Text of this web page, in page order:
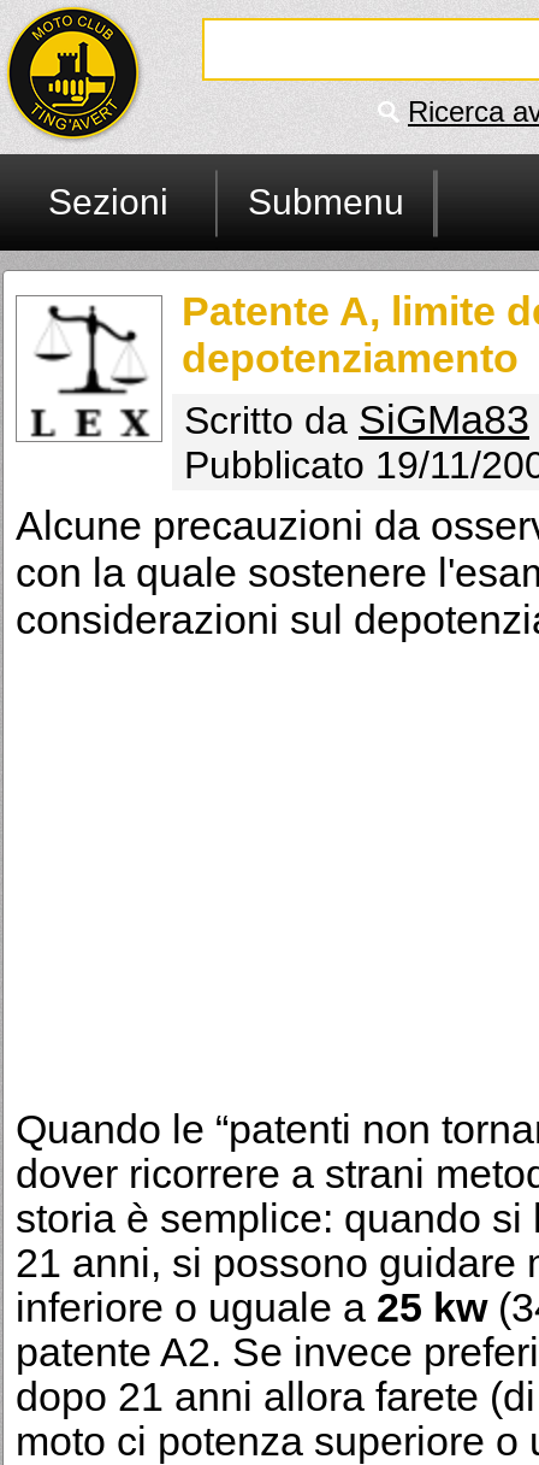
Ricerca
Sezioni Submenu
Patente A, limite
depotenziamento
Scritto da SiGMa83
Pubblicato 19/11/
Alcune precauzioni da
con la quale sostenere
considerazioni sul
Quando le “patenti non
dover ricorrere a strani
storia è semplice: quando
21 anni, si possono guidare
inferiore o uguale a 25 kw
patente A2. Se invece
dopo 21 anni allora farete
moto ci potenza superiore